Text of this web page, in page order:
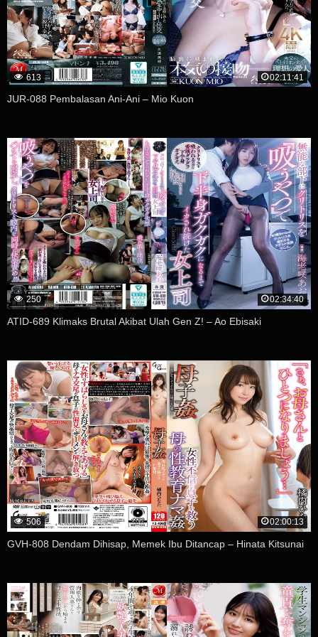
613 02:11:41
JUR-088 Pembalasan Ani-Ani – Mio Kuon
250 02:34:40
ATID-689 Klimaks Brutal Akibat Ulah Gen Z! – Ao Ebisaki
506 02:00:13
GVH-808 Dendam Dihisap, Memek Ibu Ditancap – Hinata Kitsunai